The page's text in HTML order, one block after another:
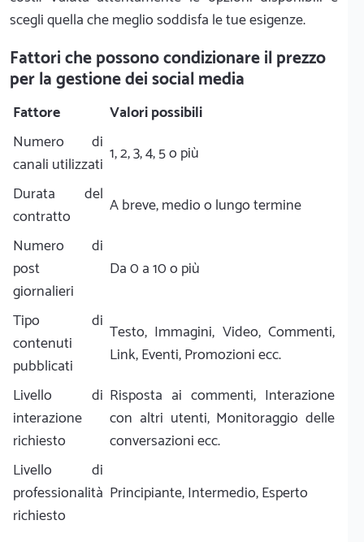
scegli quella che meglio soddisfa le tue esigenze.
Fattori che possono condizionare il prezzo
per la gestione dei social media
Fattore
Valori possibili
Numero di
canali utilizzati 1, 2, 3, 4, 5 o più
Durata del
contratto
A breve, medio o lungo termine
Numero di
post
giornalieri
Da 0 a 10 o più
Tipo di
contenuti
pubblicati
Testo, Immagini, Video, Commenti,
Link, Eventi, Promozioni ecc.
Livello di
interazione
richiesto
Risposta ai commenti, Interazione
con altri utenti, Monitoraggio delle
conversazioni ecc.
Livello di
professionalità
richiesto
Principiante, Intermedio, Esperto